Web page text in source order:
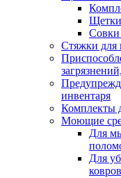
Щетки
Совки
Стяжки для
инвентаря
Комплекты
Моющие
Для
Для